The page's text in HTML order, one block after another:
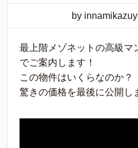
by
最上階メゾネットの高級マ
でご案内します！
この物件はいくらなのか？
驚きの価格を最後に公開し